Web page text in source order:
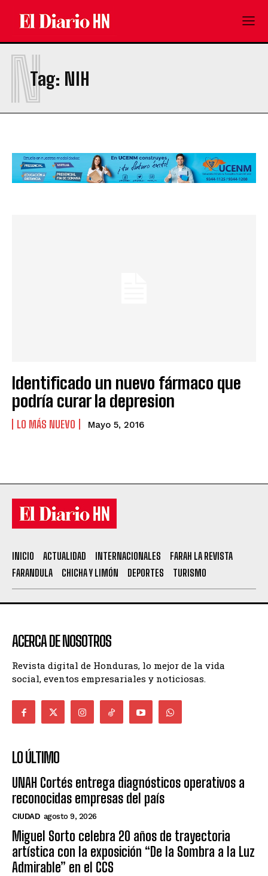
Tag: NIH
N
Identificado un nuevo fármaco que
podría curar la depresion
LO MÁS NUEVO Mayo 5, 2016
INICIO ACTUALIDAD INTERNACIONALES
FARAH LA REVISTA
FARANDULA
CHICHA Y LIMÓN DEPORTES TURISMO
ACERCA DE NOSOTROS
Revista digital de Honduras, lo mejor de la vida
social, eventos empresariales y noticiosas.
LO ÚLTIMO
UNAH Cortés entrega diagnósticos operativos a
reconocidas empresas del país
CIUDAD agosto 9, 2026
Miguel Sorto celebra 20 años de trayectoria
artística con la exposición “De la Sombra a la Luz
Admirable” en el CCS